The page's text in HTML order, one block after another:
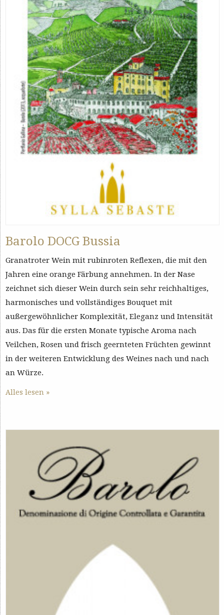
Barolo DOCG Bussia
Granatroter Wein mit rubinroten Reflexen, die mit den
Jahren eine orange Färbung annehmen. In der Nase
zeichnet sich dieser Wein durch sein sehr reichhaltiges,
harmonisches und vollständiges Bouquet mit
außergewöhnlicher Komplexität, Eleganz und Intensität
aus. Das für die ersten Monate typische Aroma nach
Veilchen, Rosen und frisch geernteten Früchten gewinnt
in der weiteren Entwicklung des Weines nach und nach
an Würze.
Alles lesen »